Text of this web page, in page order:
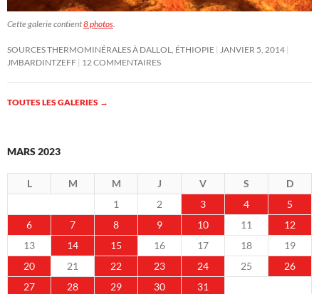
Cette galerie contient8 photos
SOURCES THERMOMINÉRALES À DALLOL, ÉTHIOPIE
JANVIER 5, 2014
JMBARDINTZEFF 12 COMMENTAIRES
TOUTES LES GALERIES →
MARS 2023
L M M J V S
D
1
2 3 4
5
6
7 8 9 10 11
12
13
14 15 16 17 18
19
20
21 22 23 24 25
26
27
28 29 30
31